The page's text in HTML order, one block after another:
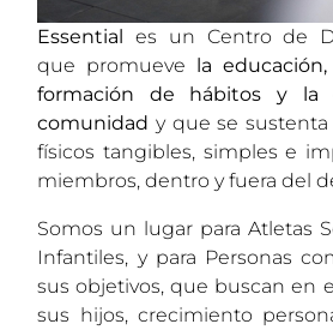
Essentiales un Centro de
que promueve la
formación de hábitos y la
comunidad y que se
físicos tangibles, simples e
miembros, dentro y fuera del
Somos un lugar para Atletas
Infantiles, y para Personas
sus objetivos, que buscan en
sus hijos, crecimiento